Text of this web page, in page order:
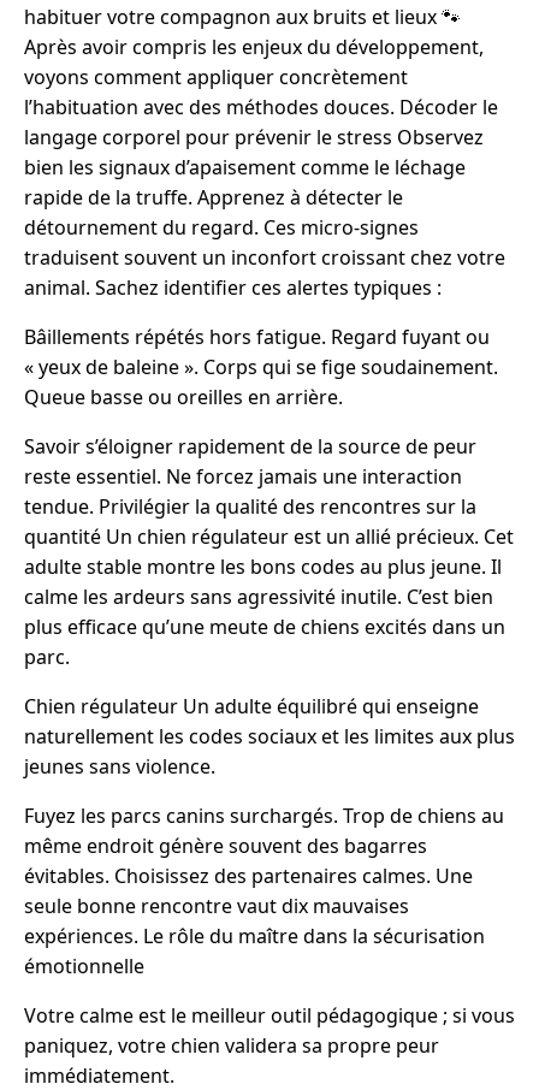
habituer votre compagnon aux bruits et lieux 🐾
Après avoir compris les enjeux du développement,
voyons comment appliquer concrètement
l’habituation avec des méthodes douces. Décoder le
langage corporel pour prévenir le stress Observez
bien les signaux d’apaisement comme le léchage
rapide de la truffe. Apprenez à détecter le
détournement du regard. Ces micro-signes
traduisent souvent un inconfort croissant chez votre
animal. Sachez identifier ces alertes typiques :
Bâillements répétés hors fatigue. Regard fuyant ou
« yeux de baleine ». Corps qui se fige soudainement.
Queue basse ou oreilles en arrière.
Savoir s’éloigner rapidement de la source de peur
reste essentiel. Ne forcez jamais une interaction
tendue. Privilégier la qualité des rencontres sur la
quantité Un chien régulateur est un allié précieux. Cet
adulte stable montre les bons codes au plus jeune. Il
calme les ardeurs sans agressivité inutile. C’est bien
plus efficace qu’une meute de chiens excités dans un
parc.
Chien régulateur Un adulte équilibré qui enseigne
naturellement les codes sociaux et les limites aux plus
jeunes sans violence.
Fuyez les parcs canins surchargés. Trop de chiens au
même endroit génère souvent des bagarres
évitables. Choisissez des partenaires calmes. Une
seule bonne rencontre vaut dix mauvaises
expériences. Le rôle du maître dans la sécurisation
émotionnelle
Votre calme est le meilleur outil pédagogique ; si vous
paniquez, votre chien validera sa propre peur
immédiatement.